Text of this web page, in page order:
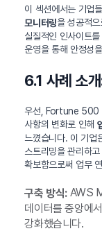
이 섹션에서는 기업
모니터링을 성공적
실질적인 인사이트
운영을 통해 안정성
6.1 사례 소
우선, Fortune 500
사항의 변화로 인해
느꼈습니다. 이 기업
스트리밍을 관리하
확보함으로써 업무
구축 방식:AWS
데이터를 중앙에
강화했습니다.